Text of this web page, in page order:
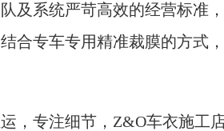
及系统严苛高效的经营标准
合专车专用精准裁膜的方式
专注细节，Z&O车衣施工店